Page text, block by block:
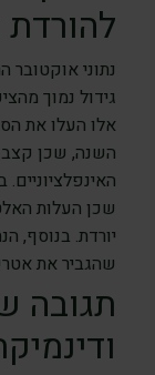
להורדת
נתוני
גידול נמוך
אלו העלו את
השנה, שכן קצב
שכן העלות
יורדת. בנוסף,
שהגביר את
תגובה